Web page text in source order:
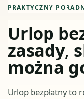
PRAKTYCZNY
Urlop
zasady,
można
Urlop bezpłatny to